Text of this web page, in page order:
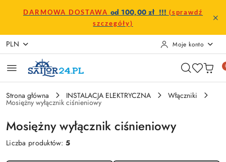
Przejdź do treści głównej
Przejdź do wyszukiwarki
Przejdź do moje konto
Przejdź do menu głównego
Przejdź do stopki
DARMOWA DOSTAWA od 100,00 zł !!! (sprawdź
szczegóły)
PLN Moje konto
Strona główna INSTALACJA ELEKTRYCZNA Włączniki
Mosiężny wyłącznik ciśnieniowy
Mosiężny wyłącznik ciśnieniowy
Liczba produktów:5